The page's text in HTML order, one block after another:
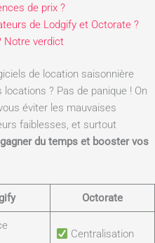
de prix ?
de Lodgify et Octorate ?
Notre verdict
de location saisonnière
? Pas de panique ! On
éviter les mauvaises
faiblesses, et surtout
du temps et booster vos
Octorate
Centralisation